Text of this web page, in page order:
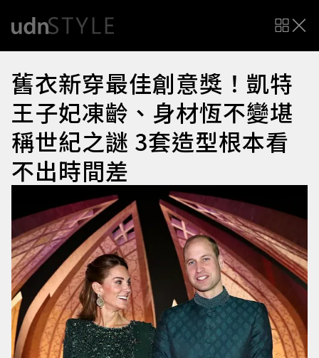
舊衣新穿最佳創意獎！凱特
王子妃凍齡、身材恆不變堪
稱世紀之謎 3套造型根本看
不出時間差